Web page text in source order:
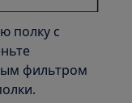
полку с
фильтром